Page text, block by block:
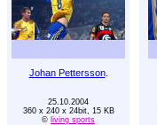
Johan Pettersson.
25.10.2004
360 x 240 x 24bit, 15 KB
© living sports